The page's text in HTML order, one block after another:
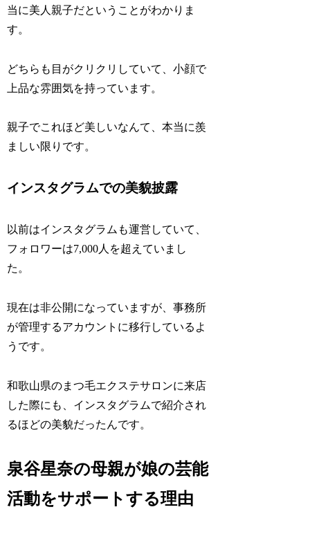
当に美人親子だということがわかりま
す。
どちらも目がクリクリしていて、小顔で
上品な雰囲気を持っています。
親子でこれほど美しいなんて、本当に羨
ましい限りです。
インスタグラムでの美貌披露
以前はインスタグラムも運営していて、
フォロワーは7,000人を超えていまし
た。
現在は非公開になっていますが、事務所
が管理するアカウントに移行しているよ
うです。
和歌山県のまつ毛エクステサロンに来店
した際にも、インスタグラムで紹介され
るほどの美貌だったんです。
泉谷星奈の母親が娘の芸能
活動をサポートする理由